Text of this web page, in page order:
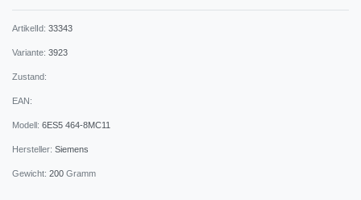
ArtikelId: 33343
Variante: 3923
Zustand:
EAN:
Modell: 6ES5 464-8MC11
Hersteller: Siemens
Gewicht: 200 Gramm